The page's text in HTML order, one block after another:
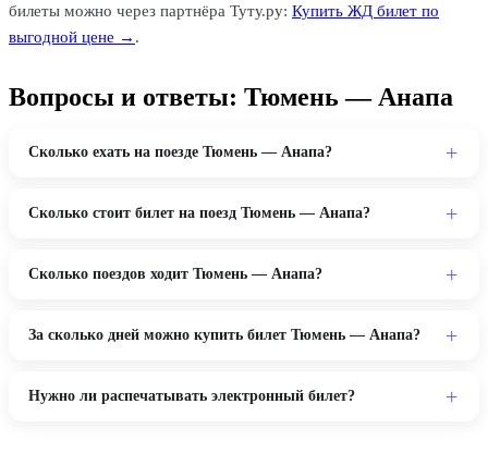
билеты можно через партнёра Туту.ру: Купить ЖД билет по
выгодной цене → .
Вопросы и ответы: Тюмень — Анапа
Сколько ехать на поезде Тюмень — Анапа?
Сколько стоит билет на поезд Тюмень — Анапа?
Сколько поездов ходит Тюмень — Анапа?
За сколько дней можно купить билет Тюмень — Анапа?
Нужно ли распечатывать электронный билет?